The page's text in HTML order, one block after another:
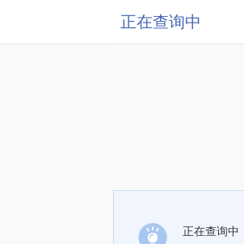
正在查询中
正在查询中